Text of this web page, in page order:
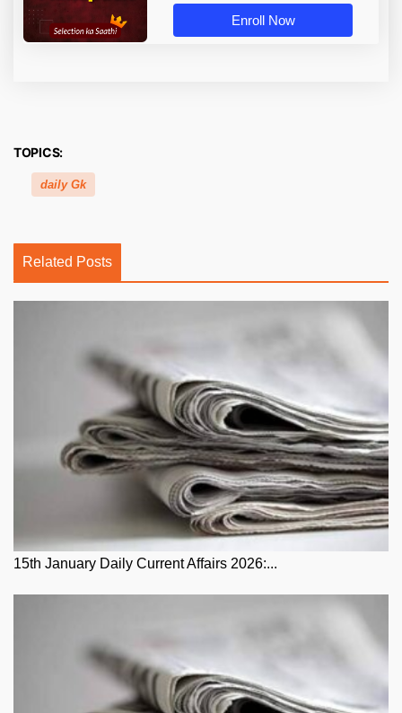
Enroll Now
TOPICS:
daily Gk
Related Posts
15th January Daily Current Affairs 2026:...